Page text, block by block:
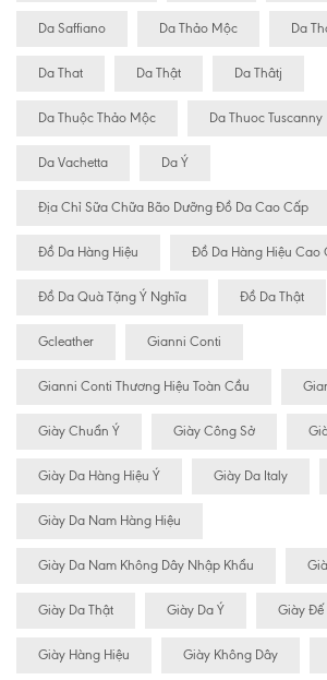
Da Saffiano Da Thảo Mộc Da
Da That Da Thật Da Thâtj
Da Thuộc Thảo Mộc Da Thuoc Tuscanny
Da Vachetta Da Ý
Địa Chỉ Sữa Chữa Bão Dưỡng Đồ Da Cao Cấp
Đồ Da Hàng Hiệu Đồ Da Hàng Hiệu Cao
Đồ Da Quà Tặng Ý Nghĩa Đồ Da Thật
Gcleather Gianni Conti
Gianni Conti Thương Hiệu Toàn Cầu
Giày Chuẩn Ý Giày Công Sở
Giày Da Hàng Hiệu Ý Giày Da Italy
Giày Da Nam Hàng Hiệu
Giày Da Nam Không Dây Nhập Khẩu
Giày Da Thật Giày Da Ý Giày Đế
Giày Hàng Hiệu Giày Không Dây